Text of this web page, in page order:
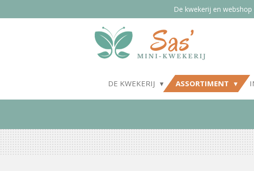
De kwekerij en
DE KWEKERIJ ASSORTIMENT